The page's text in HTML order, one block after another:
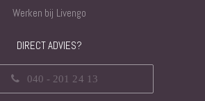
Werken bij Livengo
DIRECT ADVIES?
040 - 201 24 13